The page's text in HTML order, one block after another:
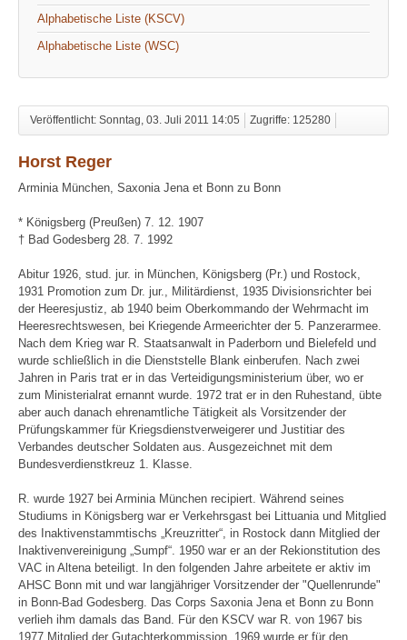
Alphabetische Liste (KSCV)
Alphabetische Liste (WSC)
Veröffentlicht: Sonntag, 03. Juli 2011 14:05 Zugriffe: 125280
Horst Reger
Arminia München, Saxonia Jena et Bonn zu Bonn
* Königsberg (Preußen) 7. 12. 1907
† Bad Godesberg 28. 7. 1992
Abitur 1926, stud. jur. in München, Königsberg (Pr.) und Rostock,
1931 Promotion zum Dr. jur., Militärdienst, 1935 Divisionsrichter bei
der Heeresjustiz, ab 1940 beim Oberkommando der Wehrmacht im
Heeresrechtswesen, bei Kriegende Armeerichter der 5. Panzerarmee.
Nach dem Krieg war R. Staatsanwalt in Paderborn und Bielefeld und
wurde schließlich in die Dienststelle Blank einberufen. Nach zwei
Jahren in Paris trat er in das Verteidigungsministerium über, wo er
zum Ministerialrat ernannt wurde. 1972 trat er in den Ruhestand, übte
aber auch danach ehrenamtliche Tätigkeit als Vorsitzender der
Prüfungskammer für Kriegsdienstverweigerer und Justitiar des
Verbandes deutscher Soldaten aus. Ausgezeichnet mit dem
Bundesverdienstkreuz 1. Klasse.
R. wurde 1927 bei Arminia München recipiert. Während seines
Studiums in Königsberg war er Verkehrsgast bei Littuania und Mitglied
des Inaktivenstammtischs „Kreuzritter“, in Rostock dann Mitglied der
Inaktivenvereinigung „Sumpf“. 1950 war er an der Rekionstitution des
VAC in Altena beteiligt. In den folgenden Jahre arbeitete er aktiv im
AHSC Bonn mit und war langjähriger Vorsitzender der "Quellenrunde"
in Bonn-Bad Godesberg. Das Corps Saxonia Jena et Bonn zu Bonn
verlieh ihm damals das Band. Für den KSCV war R. von 1967 bis
1977 Mitglied der Gutachterkommission. 1969 wurde er für den